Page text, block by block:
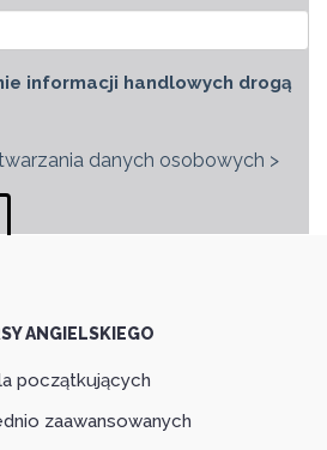
informacji handlowych drogą
danych osobowych >
ANGIELSKIEGO
początkujących
zaawansowanych